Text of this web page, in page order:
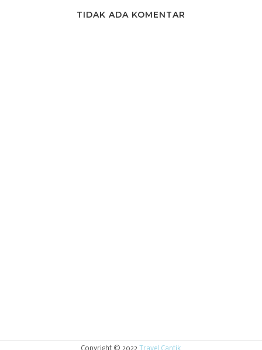
TIDAK ADA KOMENTAR
Copyright © 2022 Travel Cantik